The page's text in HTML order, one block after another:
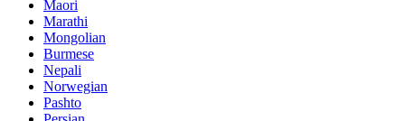
Maori
Marathi
Mongolian
Burmese
Nepali
Norwegian
Pashto